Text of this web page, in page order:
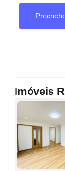
Imóveis